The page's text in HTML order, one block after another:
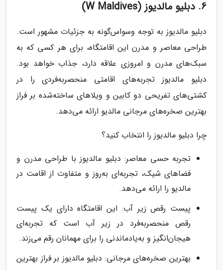
6. دبلیو مالدیوز (W Maldives)
دبلیو مالدیوز به توجه وسواس‌گونه به جزئیات مشهور است.
طراحی معاصر و مدرن این اقامتگاه، برای هر کسی که به
سبک‌های مدرن و امروزی علاقه دارد، جذاب خواهد بود.
دبلیو مالدیوز تجربه‌های اقامتی منحصربه‌فردی را در
کشتی‌های تفریحی دو کابین و ویلاهای ساخته‌شده بر فراز
بهترین صخره‌های مرجانی مالدیو ارائه می‌دهد.
چرا دبلیو مالدیوز را انتخاب کنید؟
تجربه حسی معاصر: دبلیو مالدیوز با طراحی مدرن و
فضاهای شیک، تجربه‌ای به‌روز و متفاوت از اقامت در
مالدیو را ارائه می‌دهد.
پیست رقص زیر آب: این اقامتگاه دارای یک پیست
رقص منحصربه‌فرد در زیر آب است که تجربه‌ای
هیجان‌انگیز و به‌یادماندنی را برای مهمانان رقم می‌زند.
بهترین صخره‌های مرجانی: دبلیو مالدیوز بر فراز بهترین